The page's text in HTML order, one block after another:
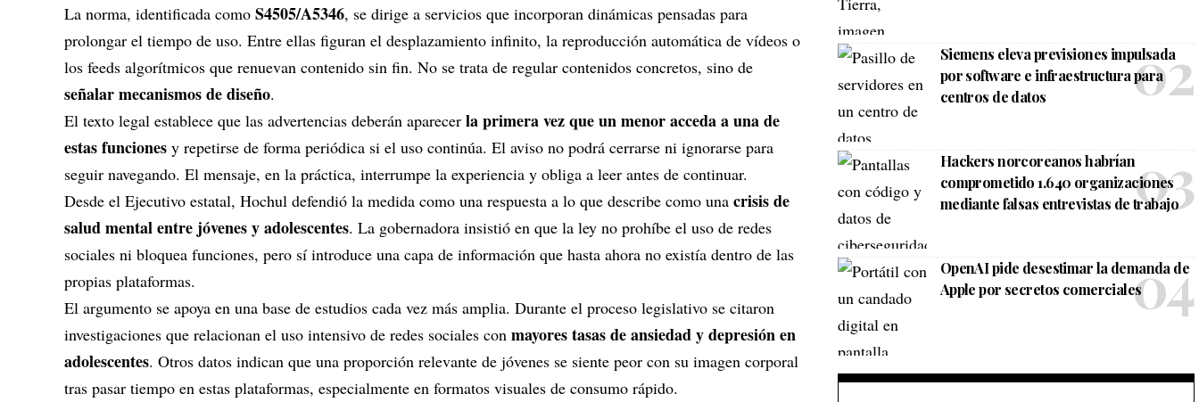
La norma, identificada como S4505/A5346, se dirige a servicios que incorporan dinámicas pensadas para
prolongar el tiempo de uso. Entre ellas figuran el desplazamiento infinito, la reproducción automática de vídeos o
los feeds algorítmicos que renuevan contenido sin fin. No se trata de regular contenidos concretos, sino de
señalar mecanismos de diseño.
El texto legal establece que las advertencias deberán aparecer la primera vez que un menor acceda a una de
estas funciones y repetirse de forma periódica si el uso continúa. El aviso no podrá cerrarse ni ignorarse para
seguir navegando. El mensaje, en la práctica, interrumpe la experiencia y obliga a leer antes de continuar.
Desde el Ejecutivo estatal, Hochul defendió la medida como una respuesta a lo que describe como una crisis de
salud mental entre jóvenes y adolescentes. La gobernadora insistió en que la ley no prohíbe el uso de redes
sociales ni bloquea funciones, pero sí introduce una capa de información que hasta ahora no existía dentro de las
propias plataformas.
El argumento se apoya en una base de estudios cada vez más amplia. Durante el proceso legislativo se citaron
investigaciones que relacionan el uso intensivo de redes sociales con mayores tasas de ansiedad y depresión en
adolescentes. Otros datos indican que una proporción relevante de jóvenes se siente peor con su imagen corporal
tras pasar tiempo en estas plataformas, especialmente en formatos visuales de consumo rápido.
Siemens eleva previsiones impulsada
por software e infraestructura para
centros de datos
Hackers norcoreanos habrían
comprometido 1.640 organizaciones
mediante falsas entrevistas de trabajo
OpenAI pide desestimar la demanda de
Apple por secretos comerciales